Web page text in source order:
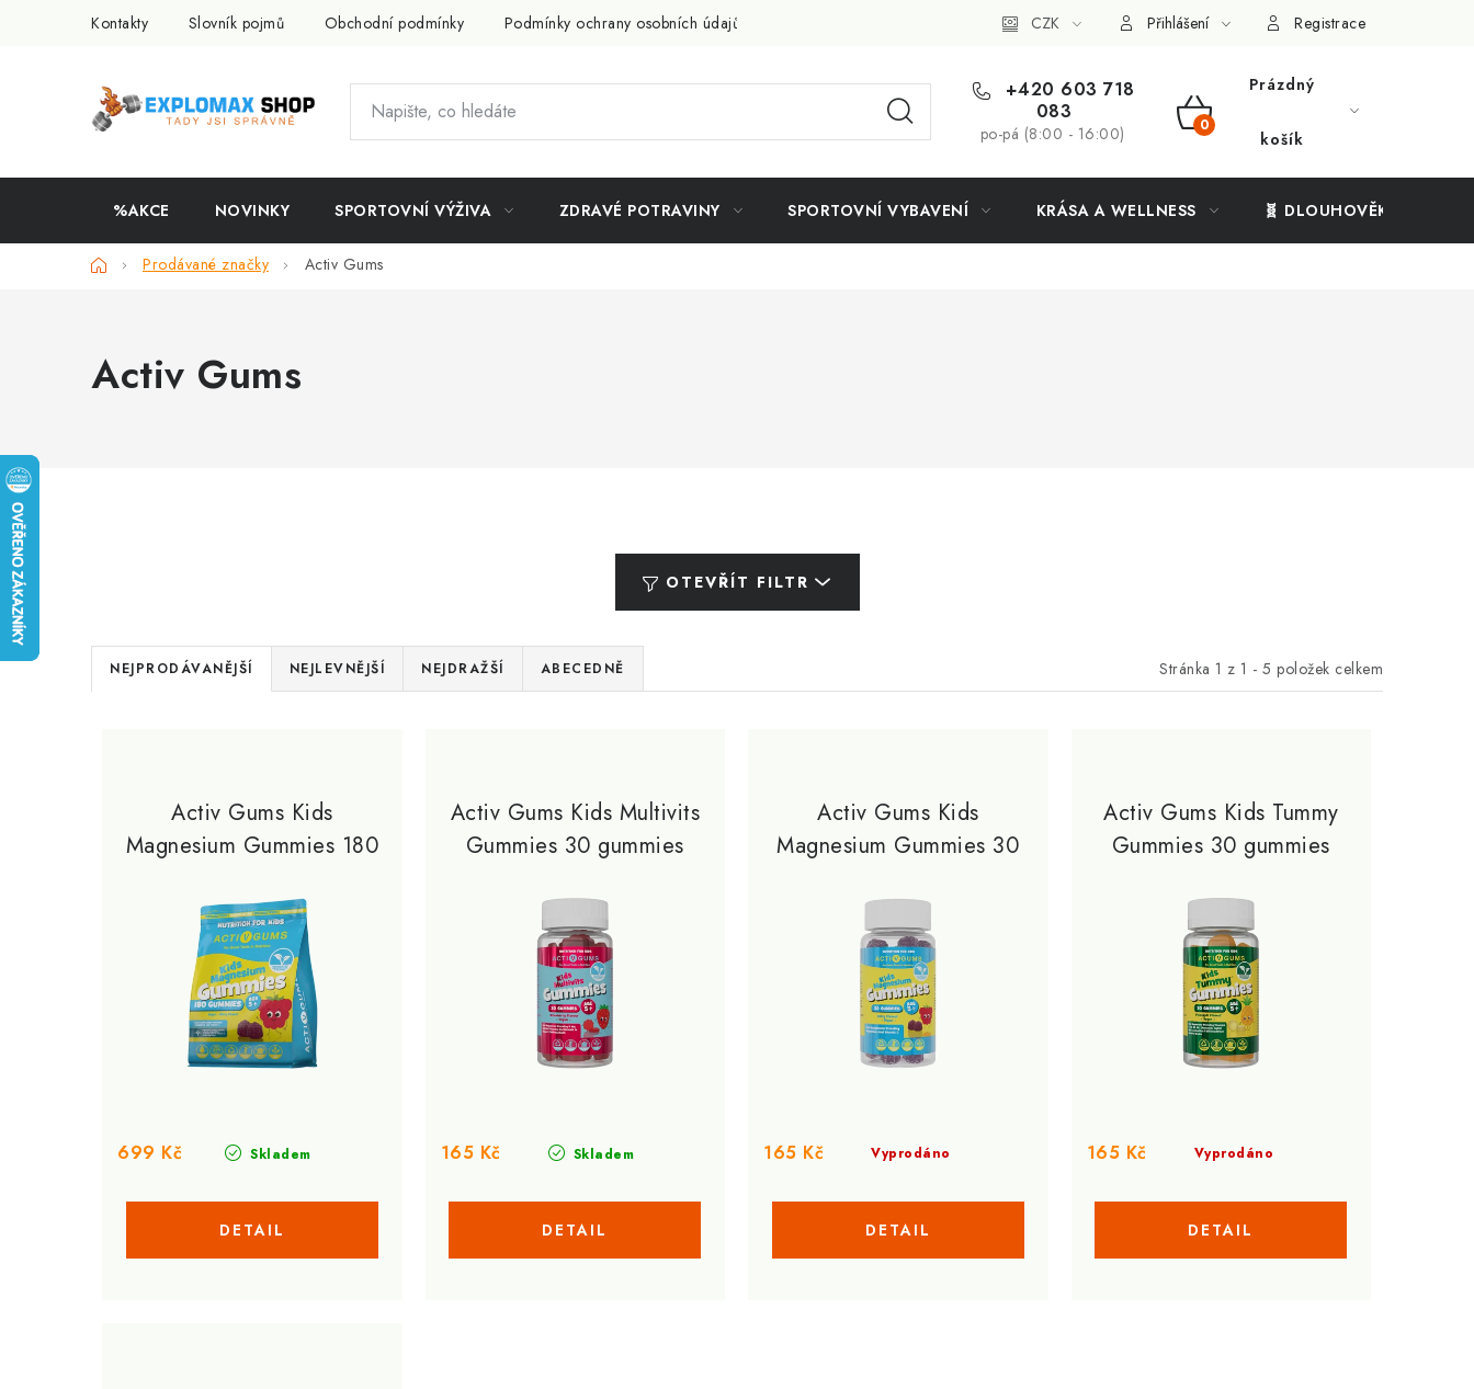
Kontakty Slovník pojmů Obchodní podmínky Podmínky ochrany osobních údajů Slevový systém Vše o nákupu
CZK Přihlášení Registrace
+420 603 718
083
po-pá (8:00 - 16:00)
NÁKUPNÍ
Prázdný
košík
%AKCE NOVINKY SPORTOVNÍ VÝŽIVA ZDRAVÉ POTRAVINY SPORTOVNÍ VYBAVENÍ KRÁSA A WELLNESS 🧬 DLOUHOVĚKOST
DomůProdávané značky Activ Gums
Activ Gums
OTEVŘÍT FILTR
Stránka 1 z 1 - 5 položek celkem
Ř
a
NEJPRODÁVANĚJŠÍ NEJLEVNĚJŠÍ NEJDRAŽŠÍ ABECEDNĚ
Activ Gums Kids
Magnesium Gummies 180
Skladem
699 Kč
Activ Gums Kids Multivits
Gummies 30 gummies
Skladem
165 Kč
Activ Gums Kids
Magnesium Gummies 30
Vyprodáno
165 Kč
Activ Gums Kids Tummy
Gummies 30 gummies
Vyprodáno
165 Kč